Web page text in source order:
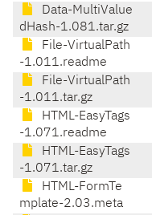
Data-MultiValue
dHash-1.081.tar.gz
File-VirtualPath
-1.011.readme
File-VirtualPath
-1.011.tar.gz
HTML-EasyTags
-1.071.readme
HTML-EasyTags
-1.071.tar.gz
HTML-FormTe
mplate-2.03.meta